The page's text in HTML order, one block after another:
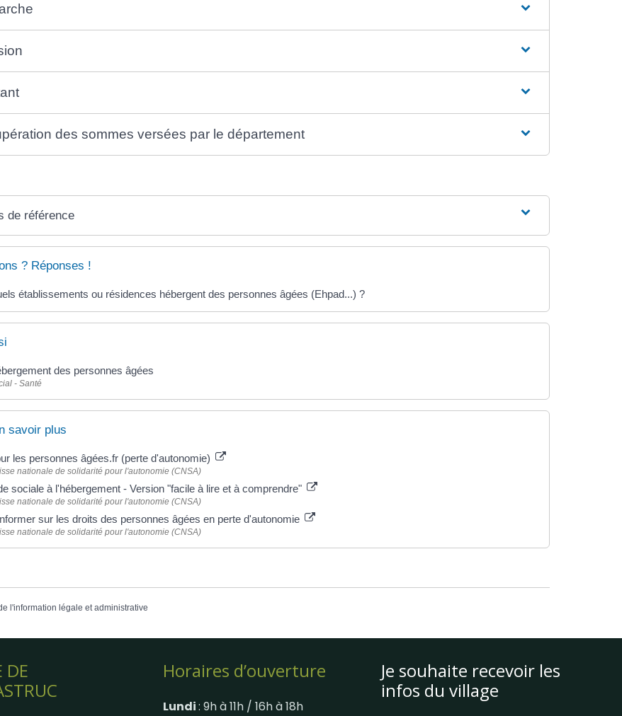
des sommes versées par le département
de référence
? Réponses !
établissements ou résidences hébergent des personnes âgées (Ehpad...) ?
des personnes âgées
- Santé
savoir plus
les personnes âgées.fr (perte d'autonomie)
nationale de solidarité pour l'autonomie (CNSA)
sociale à l'hébergement - Version "facile à lire et à comprendre"
nationale de solidarité pour l'autonomie (CNSA)
sur les droits des personnes âgées en perte d'autonomie
nationale de solidarité pour l'autonomie (CNSA)
l'information légale et administrative
DE
Horaires d’ouverture
Lundi: 9h à 11h / 16h à 18h
Je souhaite recevoir les
infos du village